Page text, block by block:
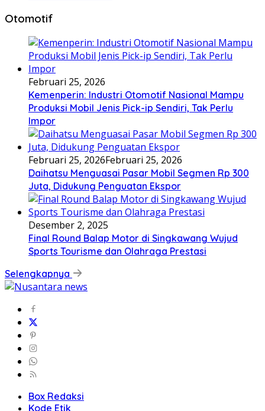
Otomotif
Februari 25, 2026
Kemenperin: Industri Otomotif Nasional Mampu
Produksi Mobil Jenis Pick-ip Sendiri, Tak Perlu
Impor
Februari 25, 2026Februari 25, 2026
Daihatsu Menguasai Pasar Mobil Segmen Rp 300
Juta, Didukung Penguatan Ekspor
Desember 2, 2025
Final Round Balap Motor di Singkawang Wujud
Sports Tourisme dan Olahraga Prestasi
Selengkapnya
Box Redaksi
Kode Etik